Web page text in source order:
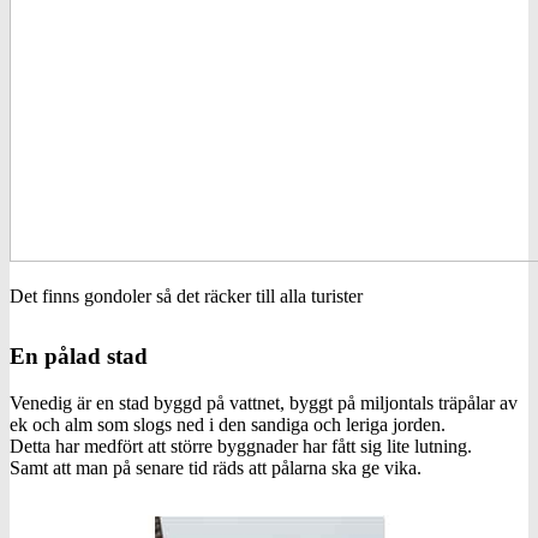
Det finns gondoler så det räcker till alla turister
En pålad stad
Venedig är en stad byggd på vattnet, byggt på miljontals träpålar av
ek och alm som slogs ned i den sandiga och leriga jorden.
Detta har medfört att större byggnader har fått sig lite lutning.
Samt att man på senare tid räds att pålarna ska ge vika.